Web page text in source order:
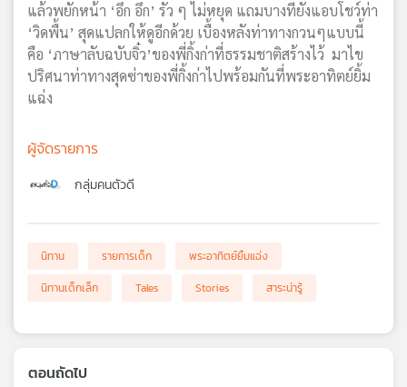
แผนที่
วิทยุ
เครือ
ข่าย
แล้วพยักหน้า ‘อึก อึก’ รัว ๆ ไม่หยุด แถมบางทียังแอบโชว์ท่า
‘วิดพื้น’ สุดแปลกให้ดูอีกด้วย เบื้องหลังท่าทางกวนๆแบบนี้
คือ ‘ภาษาลับฉบับจิ๋ว’ของพี่กิ้งก่าที่ธรรมชาติสร้างไว้ มาไข
ปริศนาท่าทางสุดซ่าของพี่กิ้งก่าไปพร้อมกันที่พระอาทิตย์ยิ้ม
แฉ่ง
ผู้จัดรายการ
กลุ่มคนตัวดี
นิทาน รายการเด็ก
พระอาทิตย์ยิ้มแฉ่ง
นิทานเด็กเล็ก
Tales Stories สาระน่ารู้
ตอนถัดไป